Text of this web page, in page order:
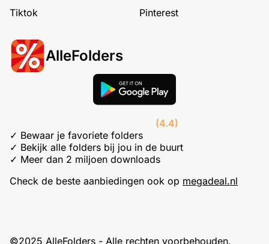
Tiktok
Pinterest
AlleFolders
(4.4)
✓ Bewaar je favoriete folders
✓ Bekijk alle folders bij jou in de buurt
✓ Meer dan 2 miljoen downloads
Check de beste aanbiedingen ook op megadeal.nl
©2025 AlleFolders - Alle rechten voorbehouden.